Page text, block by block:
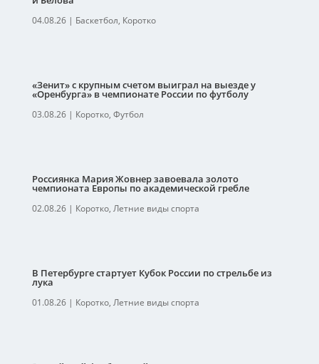
04.08.26| Баскетбол, Коротко
«Зенит» с крупным счетом выиграл на выезде у
«Оренбурга» в чемпионате России по футболу
03.08.26| Коротко, Футбол
Россиянка Мария Жовнер завоевала золото
чемпионата Европы по академической гребле
02.08.26| Коротко, Летние виды спорта
В Петербурге стартует Кубок России по стрельбе из
лука
01.08.26| Коротко, Летние виды спорта